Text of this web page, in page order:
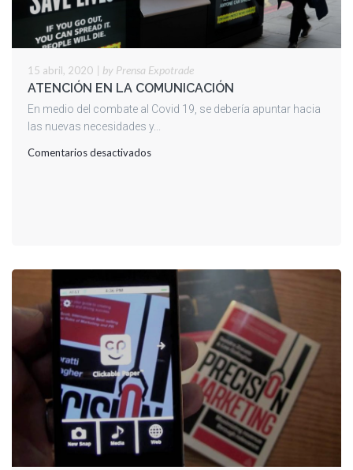
15 abril, 2020 | by Prensa Expotrade
ATENCIÓN EN LA COMUNICACIÓN
En medio del combate al Covid 19, se debería apuntar hacia
las nuevas necesidades y...
Comentarios desactivadosen